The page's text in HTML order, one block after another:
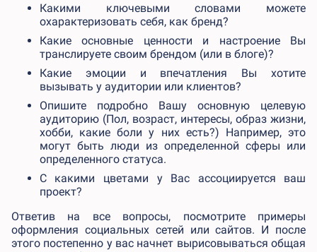
Какими ключевыми словами можете
охарактеризовать себя, как бренд?
Какие основные ценности и настроение Вы
транслируете своим брендом (или в блоге)?
Какие эмоции и впечатления Вы хотите
вызывать у аудитории или клиентов?
Опишите подробно Вашу основную целевую
аудиторию (Пол, возраст, интересы, образ жизни,
хобби, какие боли у них есть?) Например, это
могут быть люди из определенной сферы или
определенного статуса.
С какими цветами у Вас ассоциируется ваш
проект?
Ответив на все вопросы, посмотрите примеры
оформления социальных сетей или сайтов. И после
этого постепенно у вас начнет вырисовываться общая